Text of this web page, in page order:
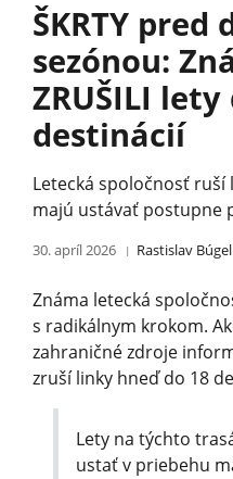
ŠKRTY
sezónou:
ZRUŠILI lety
destinácií
Letecká spoločnosť ruší
majú ustávať postupne
30. apríl 2026 Rastislav Búgel
Známa letecká
s radikálnym krokom.
zahraničné zdroje
zruší linky hneď do 18
Lety na týchto
ustať v priebehu